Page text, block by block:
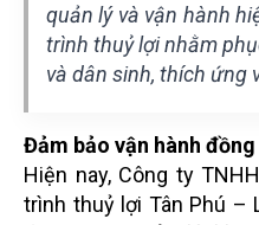
quản lý và vận hành
trình thuỷ lợi nhằm
và dân sinh, thích ứng
Đảm bảo vận hành đồng
Hiện nay, Công ty
trình thuỷ lợi Tân Phú –